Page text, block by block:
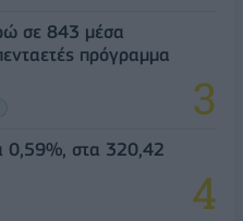
σε 843 μέσα
πρόγραμμα
0,59%, στα 320,42